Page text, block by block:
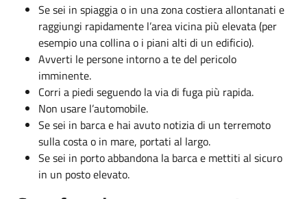
Se sei in spiaggia o in una zona costiera allontanati e
raggiungi rapidamente l’area vicina più elevata (per
esempio una collina o i piani alti di un edificio).
Avverti le persone intorno a te del pericolo
imminente.
Corri a piedi seguendo la via di fuga più rapida.
Non usare l’automobile.
Se sei in barca e hai avuto notizia di un terremoto
sulla costa o in mare, portati al largo.
Se sei in porto abbandona la barca e mettiti al sicuro
in un posto elevato.